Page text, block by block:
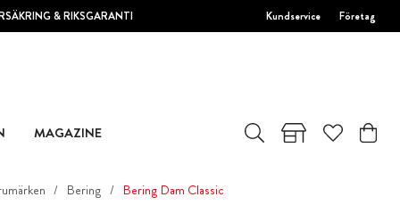
& RIKSGARANTI Kundservice Företag
MAGAZINE
Bering Bering Dam Classic